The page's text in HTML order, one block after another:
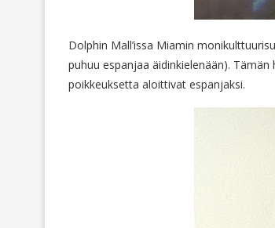
Dolphin Mall’issa Miamin
puhuu espanjaa äidinkielenään).
poikkeuksetta aloittivat espanjaksi.